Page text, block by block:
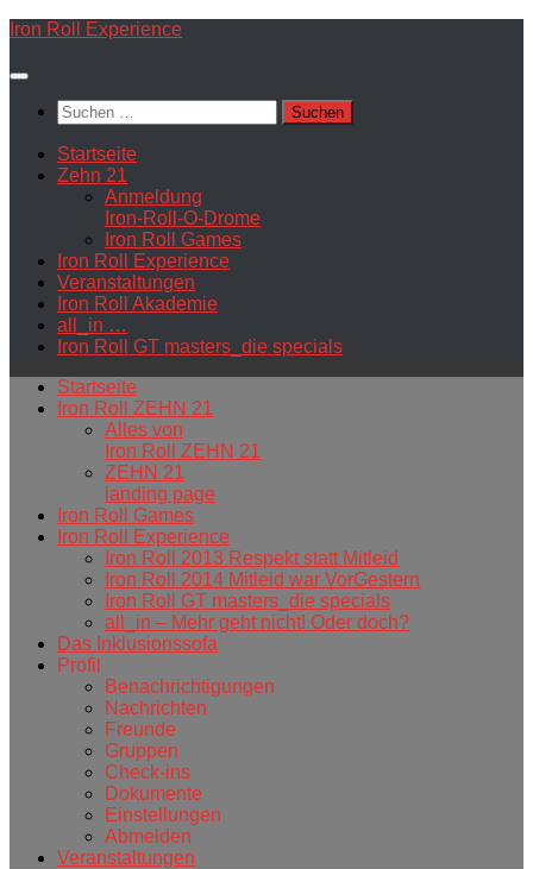
Zum
springen
Iron Roll Experience
Suchen
nach:
Startseite
Zehn 21
Anmeldung
Iron-Roll-O-Drome
Iron Roll Games
Iron Roll Experience
Veranstaltungen
Iron Roll Akademie
all_in …
Iron Roll GT masters_die specials
Startseite
Iron Roll ZEHN 21
Alles von
Iron Roll ZEHN 21
ZEHN 21
landing page
Iron Roll Games
Iron Roll Experience
Iron Roll 2013 Respekt statt Mitleid
Iron Roll 2014 Mitleid war VorGestern
Iron Roll GT masters_die specials
all_in – Mehr geht nicht! Oder doch?
Das Inklusionssofa
Profil
Benachrichtigungen
Nachrichten
Freunde
Gruppen
Check-ins
Dokumente
Einstellungen
Abmelden
Veranstaltungen